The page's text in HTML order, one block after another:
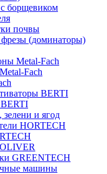
борщевиком
почвы
(доминаторы)
Metal-Fach
Fach
BERTI
и ягод
HORTECH
GREENTECH
машины